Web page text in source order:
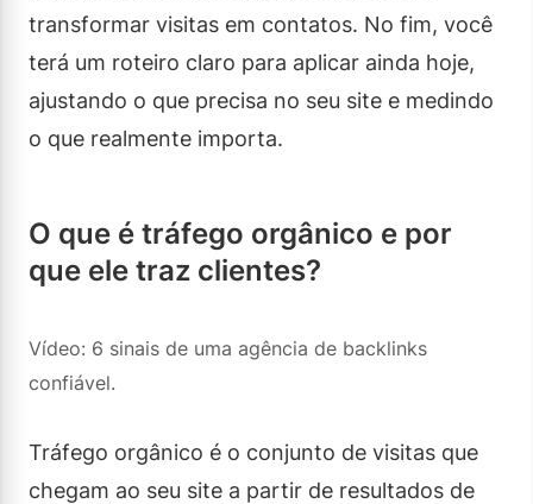
transformar visitas em contatos. No fim, você
terá um roteiro claro para aplicar ainda hoje,
ajustando o que precisa no seu site e medindo
o que realmente importa.
O que é tráfego orgânico e por
que ele traz clientes?
Vídeo: 6 sinais de uma agência de backlinks
confiável.
Tráfego orgânico é o conjunto de visitas que
chegam ao seu site a partir de resultados de